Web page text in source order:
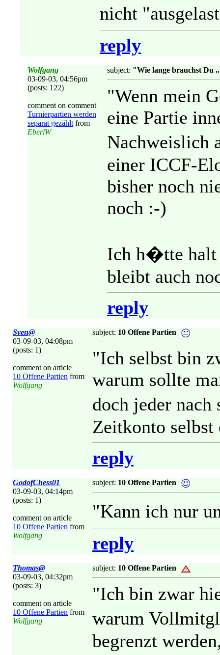
nicht
reply
Wolfgang
03-09-03, 04:56pm
(posts: 122)
comment on comment
Turnierpartien werden
separat gezählt from
EberlW
subject: "Wie lange brauchst Du
"Wenn mein
eine Partie
Nachweislich
einer ICCF-
bisher noch
noch :-)
Ich h�tte halt
bleibt auch
reply
Sven@
03-09-03, 04:08pm
(posts: 1)
comment on article
10 Offene Partien from
Wolfgang
subject: 10 Offene Partien
"Ich selbst bin
warum sollte
doch jeder
Zeitkonto selbst
reply
GodofChess01
03-09-03, 04:14pm
(posts: 1)
comment on article
10 Offene Partien from
Wolfgang
subject: 10 Offene Partien
"Kann ich nur
reply
Thomas@
03-09-03, 04:32pm
(posts: 3)
comment on article
10 Offene Partien from
Wolfgang
subject: 10 Offene Partien
"Ich bin zwar
warum
begrenzt